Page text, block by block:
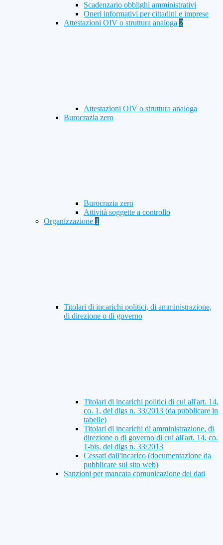
Scadenzario obblighi amministrativi
Oneri informativi per cittadini e imprese
Attestazioni OIV o struttura analoga 2
Attestazioni OIV o struttura analoga
Burocrazia zero
Burocrazia zero
Attività soggette a controllo
Organizzazione 1
Titolari di incarichi politici, di amministrazione,
di direzione o di governo
Titolari di incarichi politici di cui all'art. 14,
co. 1, del dlgs n. 33/2013 (da pubblicare in
tabelle)
Titolari di incarichi di amministrazione, di
direzione o di governo di cui all'art. 14, co.
1-bis, del dlgs n. 33/2013
Cessati dall'incarico (documentazione da
pubblicare sul sito web)
Sanzioni per mancata comunicazione dei dati